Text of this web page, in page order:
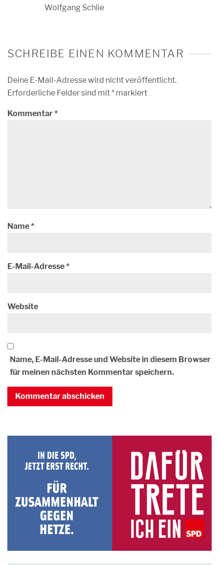
Wolfgang Schlie
SCHREIBE EINEN KOMMENTAR
Deine E-Mail-Adresse wird nicht veröffentlicht.
Erforderliche Felder sind mit* markiert
Kommentar*
Name*
E-Mail-Adresse*
Website
Name, E-Mail-Adresse und Website in diesem Browser
für meinen nächsten Kommentar speichern.